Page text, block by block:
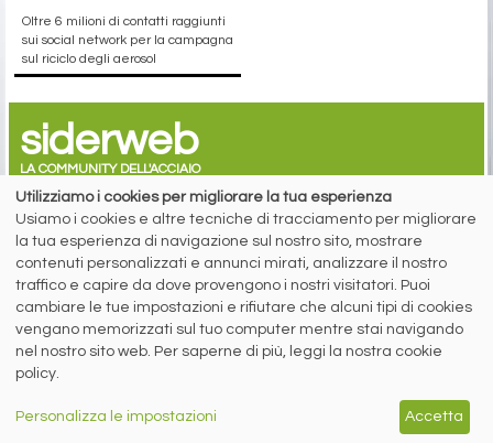
Oltre 6 milioni di contatti raggiunti
sui social network per la campagna
sul riciclo degli aerosol
siderweb
LA COMMUNITY DELL'ACCIAIO
Siderweb S.p.A. SB Società del gruppo Morandi Group s.r.l.
ISSN 2532-2982
Sede sociale: Flero (Brescia) Via Don Milani 5
+39 030 254 00 06
info@siderweb.com
Copyright siderweb spa sb
Cookie policy
Utilizziamo i cookies per migliorare la tua esperienza
Usiamo i cookies e altre tecniche di tracciamento per migliorare
la tua esperienza di navigazione sul nostro sito, mostrare
contenuti personalizzati e annunci mirati, analizzare il nostro
traffico e capire da dove provengono i nostri visitatori. Puoi
cambiare le tue impostazioni e rifiutare che alcuni tipi di cookies
vengano memorizzati sul tuo computer mentre stai navigando
nel nostro sito web. Per saperne di più, leggi la nostra cookie
policy.
Personalizza le impostazioni Accetta